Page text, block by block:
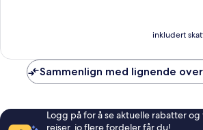
inkludert
Sammenlign med lignende
Logg på for å se aktuelle rabatter
reiser, jo flere fordeler får du!